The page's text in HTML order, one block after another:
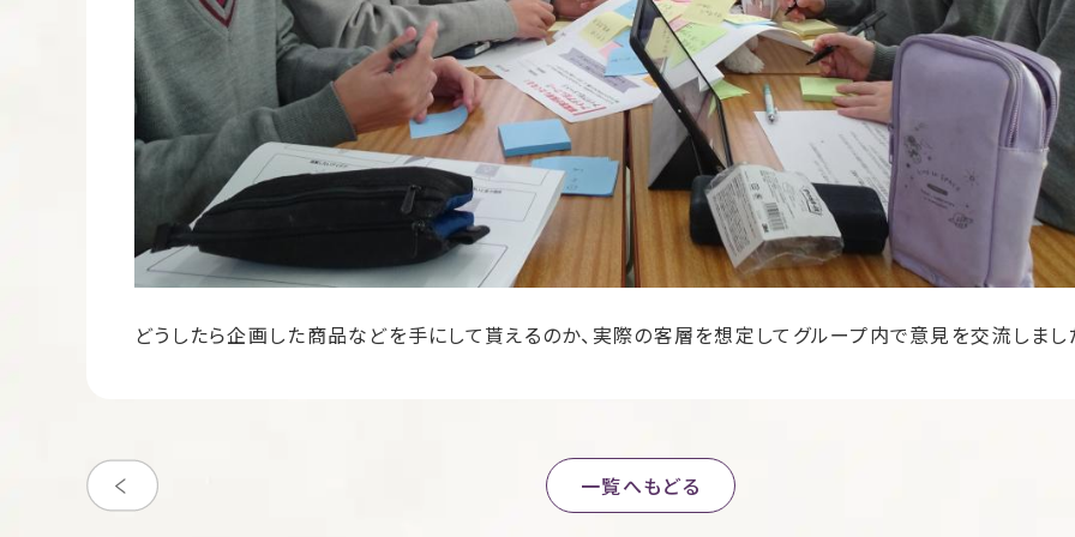
どうしたら企画した商品などを手にして貰えるのか、実際の客層を想定してグループ内で意見を交流しまし
一覧へもどる